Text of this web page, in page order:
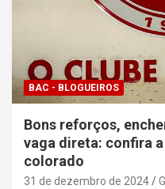
BAC - BLOGUEIROS
Bons reforços,
vaga direta: confira
colorado
31 de dezembro de 2024